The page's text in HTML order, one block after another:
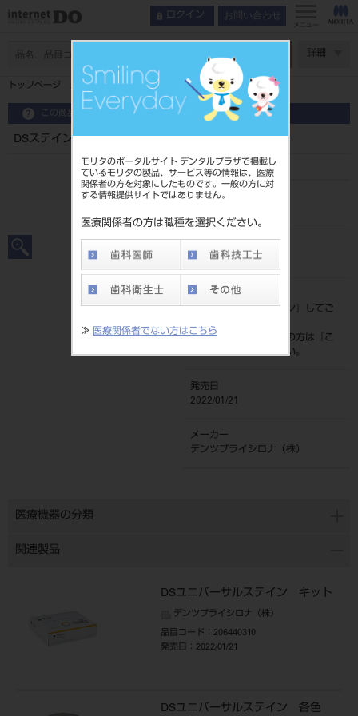
モリタのポータルサイト デンタルプラザで掲載し
ているモリタの製品、サービス等の情報は、医療
関係者の方を対象にしたものです。一般の方に対
する情報提供サイトではありません。
医療関係者の方は職種を選択ください。
≫ 医療関係者でない方はこちら
ログイン お問い合わせ
メニュー
詳細
トップページ DSステイン＆グレーズリキッド 50mL
この商品に関するお問い合わせ
DSステイン＆グレーズリキッド 50mL
品目コード
4987741915410
標準価格
価格の確認は『ログイン
』してご
ネット会員登録がまだの方は『
こ
ちら』より登録ください。
発売日
2022/01/21
メーカー
デンツプライシロナ（株）
医療機器の分類
関連製品
DSユニバーサルステイン キット
デンツプライシロナ（株）
品目コード ：206440310
発売日
：2022/01/21
DSユニバーサルステイン 各色